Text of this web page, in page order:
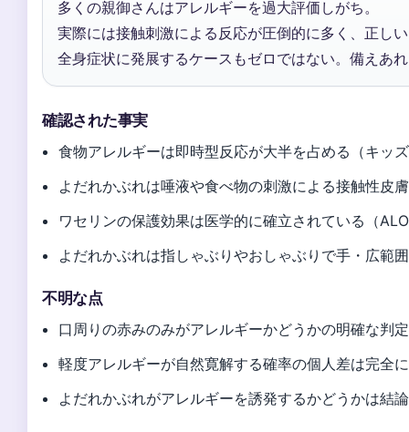
多くの親御さんはアレルギーを過大評価しがち。
実際には接触刺激による反応が圧倒的に多く、正し
全身症状に発展するケースもゼロではない。備えあ
確認された事実
食物アレルギーは即時型反応が大半を占める（キッ
よだれかぶれは唾液や食べ物の刺激による接触性皮
ワセリンの保護効果は医学的に確立されている（
よだれかぶれは指しゃぶりやおしゃぶりで手・広範
不明な点
口周りの赤みのみがアレルギーかどうかの明確な判
軽度アレルギーが自然寛解する確率の個人差は完全
よだれかぶれがアレルギーを誘発するかどうかは結